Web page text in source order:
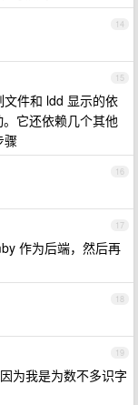
14
15
件和 ldd 显示的依
它还依赖几个其他
骤
16
17
作为后端，然后再
18
19
为我是为数不多识字